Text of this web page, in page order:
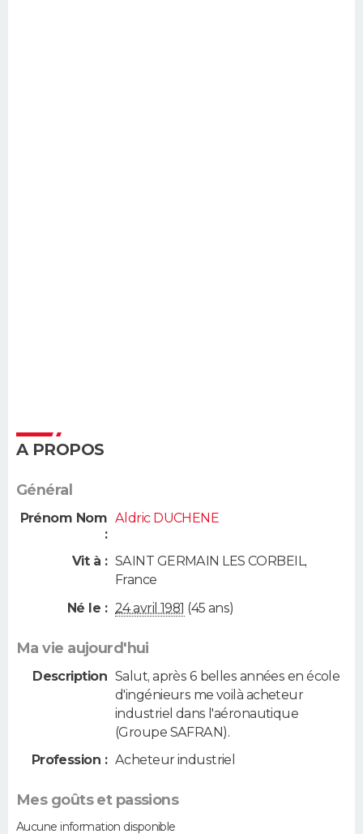
A PROPOS
Général
Prénom Nom
:
Aldric DUCHENE
Vit à : SAINT GERMAIN LES CORBEIL,
France
Né le : 24 avril 1981 (45 ans)
Ma vie aujourd'hui
Description Salut, après 6 belles années en école
d'ingénieurs me voilà acheteur
industriel dans l'aéronautique
(Groupe SAFRAN).
Profession : Acheteur industriel
Mes goûts et passions
Aucune information disponible